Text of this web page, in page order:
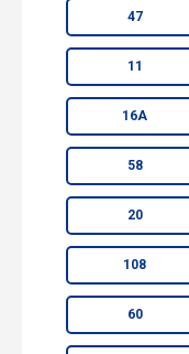
47
11
16А
58
20
108
60